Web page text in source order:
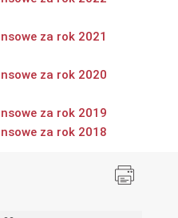
za rok 2021
za rok 2020
za rok 2019
za rok 2018